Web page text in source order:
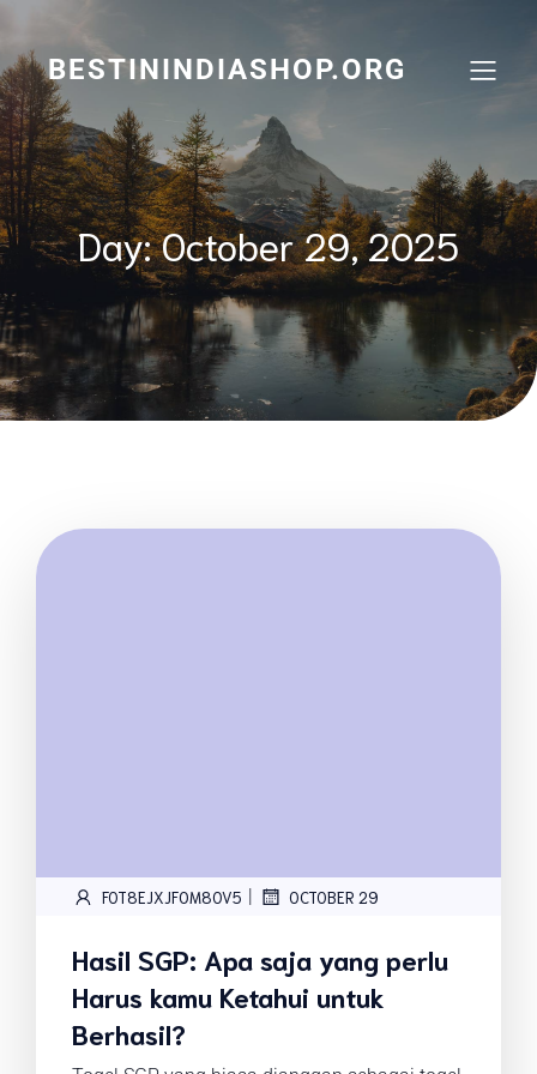
content
BESTININDIASHOP.ORG
Day:October 29, 2025
FOT8EJXJF0M8OV5 | OCTOBER 29
Hasil SGP: Apa saja yang perlu
Harus kamu Ketahui untuk
Berhasil?